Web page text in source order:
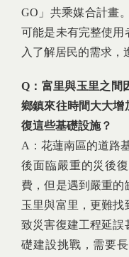
GO」共乘媒合計畫
可能是未有完整使用
入了解居民的需求，
Q：富里與玉里之間
鄉鎮來往時間大大增
復這些基礎設施？
A：花蓮南區的道路
後面臨嚴重的災後
費，但是遇到嚴重的
玉里與富里，更難
致災害復建工程延誤
礎建設挑戰，需要